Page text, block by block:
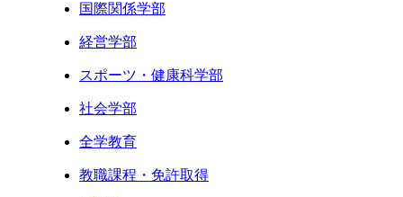
国際関係学部
経営学部
スポーツ・健康科学部
社会学部
全学教育
教職課程・免許取得